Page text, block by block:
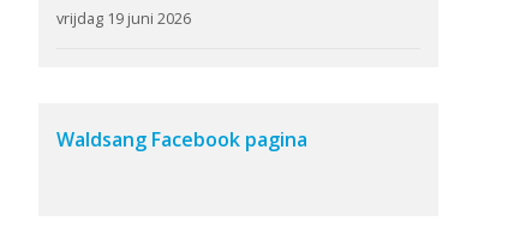
vrijdag 19 juni 2026
Waldsang Facebook pagina